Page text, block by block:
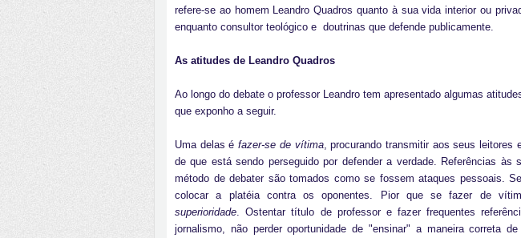
refere-se ao homem Leandro Quadros quanto à sua vida interior ou
enquanto consultor teológico e doutrinas que defende publicamente.
As atitudes de Leandro Quadros
Ao longo do debate o professor Leandro tem apresentado algumas
que exponho a seguir.
Uma delas éfazer-se de vítima, procurando transmitir aos seus leitores
de que está sendo perseguido por defender a verdade. Referências às
método de debater são tomados como se fossem ataques pessoais.
colocar a platéia contra os oponentes. Pior que se fazer de
superioridade . Ostentar título de professor e fazer frequentes
jornalismo, não perder oportunidade de "ensinar" a maneira correta